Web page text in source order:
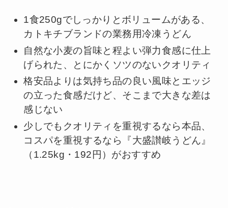
1食250gでしっかりとボリュームがある、
カトキチブランドの業務用冷凍うどん
自然な小麦の旨味と程よい弾力食感に仕上
げられた、とにかくソツのないクオリティ
格安品よりは気持ち品の良い風味とエッジ
の立った食感だけど、そこまで大きな差は
感じない
少しでもクオリティを重視するなら本品、
コスパを重視するなら『大盛讃岐うどん』
（1.25kg・192円）がおすすめ